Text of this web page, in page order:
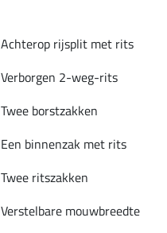
Achterop rijsplit met rits
Verborgen 2-weg-rits
Twee borstzakken
Een binnenzak met rits
Twee ritszakken
Verstelbare mouwbreedte